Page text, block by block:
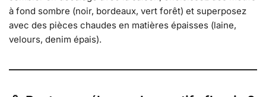
à fond sombre (noir, bordeaux, vert forêt) et superposez
avec des pièces chaudes en matières épaisses (laine,
velours, denim épais).